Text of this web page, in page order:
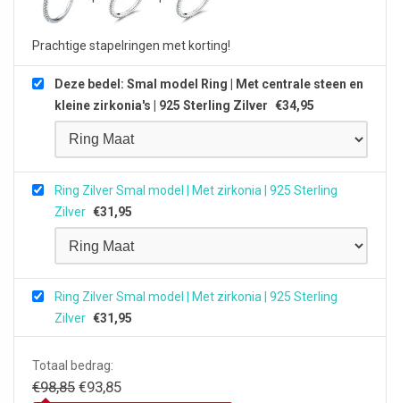
Prachtige stapelringen met korting!
Deze bedel: Smal model Ring | Met centrale steen en
kleine zirkonia's | 925 Sterling Zilver €34,95
Ring Zilver Smal model | Met zirkonia | 925 Sterling
Zilver €31,95
Ring Zilver Smal model | Met zirkonia | 925 Sterling
Zilver €31,95
Totaal bedrag:
€98,85 Oorspronkelijke prijs was: €98,85.
€93,85Huidige prijs is: €93,85.